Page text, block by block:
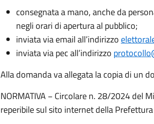
consegnata a mano, anche da
negli orari di apertura al pubblico;
inviata via email all’indirizzo
inviata via pec all’indirizzo
Alla domanda va allegata la copia di un
NORMATIVA − Circolare n. 28/2024 del
reperibile sul sito internet della